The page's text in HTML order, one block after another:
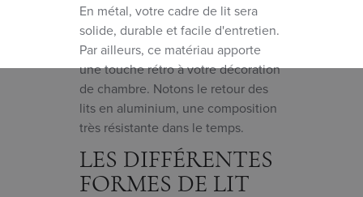
En métal, votre cadre de lit sera
solide, durable et facile d'entretien.
Par ailleurs, ce matériau apporte
une touche rétro à votre décoration
de chambre. Notons le retour des
lits en aluminium, une composition
très résistante dans le temps.
LES DIFFÉRENTES
FORMES DE LIT